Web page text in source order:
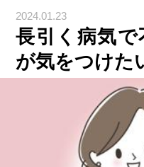
2024.01.23
長引く病気
が気をつけた